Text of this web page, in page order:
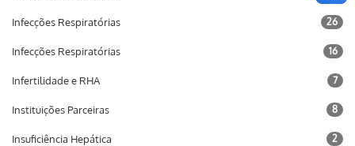
Infecções Respiratórias 26
Infecções Respiratórias 16
Infertilidade e RHA 7
Instituições Parceiras 8
Insuficiência Hepática 2